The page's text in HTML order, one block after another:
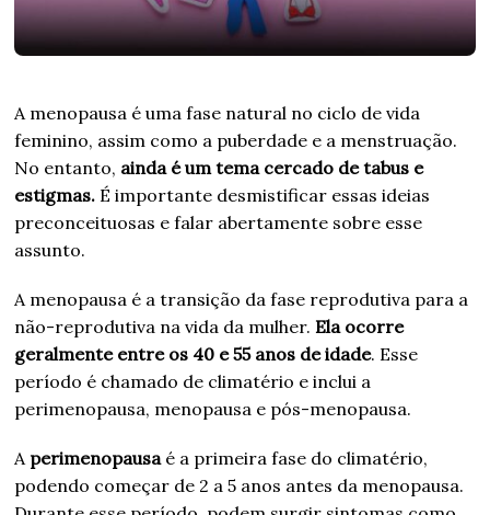
A menopausa é uma fase natural no ciclo de vida
feminino, assim como a puberdade e a menstruação.
No entanto, ainda é um tema cercado de tabus e
estigmas. É importante desmistificar essas ideias
preconceituosas e falar abertamente sobre esse
assunto.
A menopausa é a transição da fase reprodutiva para a
não-reprodutiva na vida da mulher. Ela ocorre
geralmente entre os 40 e 55 anos de idade. Esse
período é chamado de climatério e inclui a
perimenopausa, menopausa e pós-menopausa.
A perimenopausaé a primeira fase do climatério,
podendo começar de 2 a 5 anos antes da menopausa.